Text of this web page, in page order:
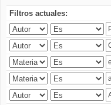
Filtros actuales: